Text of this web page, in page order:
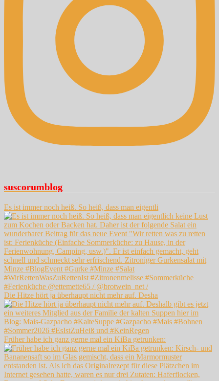
suscorumblog
Es ist immer noch heiß. So heiß, dass man eigentli
Die Hitze hört ja überhaupt nicht mehr auf. Desha
Früher habe ich ganz gerne mal ein KiBa getrunken: